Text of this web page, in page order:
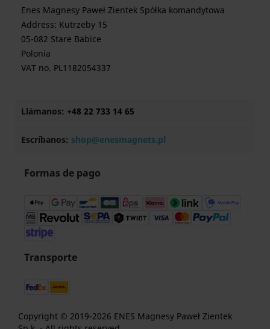
Enes Magnesy Paweł Zientek Spółka komandytowa
Address: Kutrzeby 15
05-082 Stare Babice
Polonia
VAT no. PL1182054337
Llámanos: +48 22 733 14 65
Escríbanos: shop@enesmagnets.pl
Formas de pago
Transporte
Copyright © 2019-2026 ENES Magnesy Paweł Zientek